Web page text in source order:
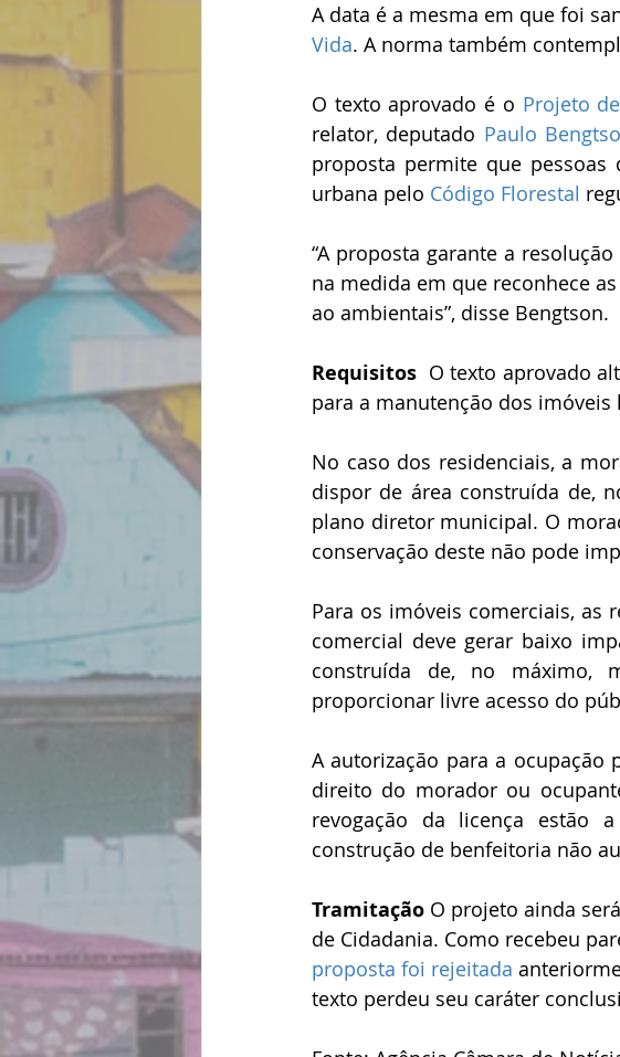
A data é a mesma em que foi
Vida. A norma também
O texto aprovado é o Projeto
relator, deputado Paulo
proposta permite que
urbana pelo Código Florestal
“A proposta garante a
na medida em que reconhece
ao ambientais”, disse Bengtson.
Requisitos
O texto aprovado
para a manutenção dos imóveis
No caso dos residenciais, a
dispor de área construída de,
plano diretor municipal. O
conservação deste não pode
Para os imóveis comerciais, as
comercial deve gerar baixo
construída de, no máximo,
proporcionar livre acesso do
A autorização para a ocupação
direito do morador ou
revogação da licença estão
construção de benfeitoria não
Tramitação O projeto ainda
de Cidadania. Como recebeu
proposta foi rejeitada
texto perdeu seu caráter